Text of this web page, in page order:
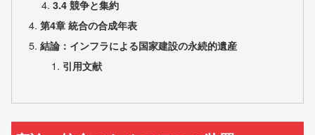
3.4 競争と集約
第4章 統合の合成年表
結論：インフラによる国家建設の永続的遺産
引用文献